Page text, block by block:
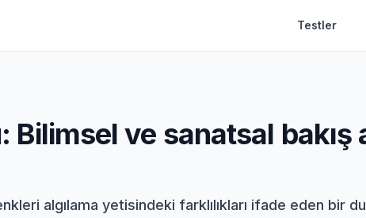
Testler
ve sanatsal bakış
algılama yetisindeki farklılıkları ifade eden bir